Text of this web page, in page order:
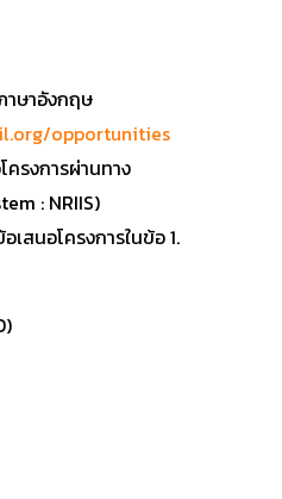
าษาอังกฤษ
opportunities
รงการผ่านทาง
: NRIIS)
สนอโครงการในข้อ 1.